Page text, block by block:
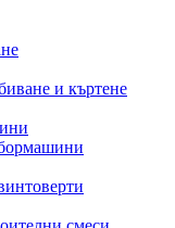
и къртене